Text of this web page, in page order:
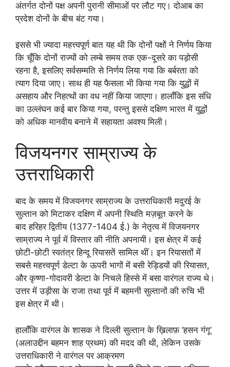
अंतर्गत दोनों पक्ष अपनी पुरानी सीमाओं पर लौट गए। दोआब का
प्रदेश दोनों के बीच बंट गया।
इससे भी ज्यादा महत्त्वपूर्ण बात यह थी कि दोनों पक्षों ने निर्णय किया
कि चूँकि दोनों राज्यों को लम्बे समय तक एक-दूसरे का पड़ोसी
रहना है, इसलिए सर्वसम्मति से निर्णय लिया गया कि बर्बरता को
त्याग दिया जाए। साथ ही यह फैसला भी किया गया कि युद्धों में
असहाय और निहत्थों का वध नहीं किया जाएगा। हालाँकि इस संधि
का उल्लंघन कई बार किया गया, परन्तु इससे दक्षिण भारत में युद्धों
को अधिक मानवीय बनाने में सहायता अवश्य मिली।
विजयनगर साम्राज्य के
उत्तराधिकारी
बाद के समय में विजयनगर साम्राज्य के उत्तराधिकारी मदुरई के
सुल्तान को मिटाकर दक्षिण में अपनी स्थिति मज़बूत करने के
बाद हरिहर द्वितीय (1377-1404 ई.) के नेतृत्व में विजयनगर
साम्राज्य ने पूर्व में विस्तार की नीति अपनायी। इस क्षेत्र में कई
छोटी-छोटी स्वतंत्र हिन्दू रियासतें सामिल थीं। इन रियासतों में
सबसे महत्त्वपूर्ण डेल्टा के ऊपरी भागों में बसी रेड्डियों की रियासत,
और कृष्णा-गोदावरी डेल्टा के निचले हिस्से में बसा वारंगल राज्य थे।
उत्तर में उड़ीसा के राजा तथा पूर्व में बहमनी सुल्तानों की रुचि भी
इस क्षेत्र में थी।
हालाँकि वारंगल के शासक ने दिल्ली सुल्तान के ख़िलाफ़ ‘हसन गंगू’
(अलाउद्दीन बहमन शाह प्रथम) की मदद की थी, लेकिन उसके
उत्तराधिकारी ने वारंगल पर आक्रमण